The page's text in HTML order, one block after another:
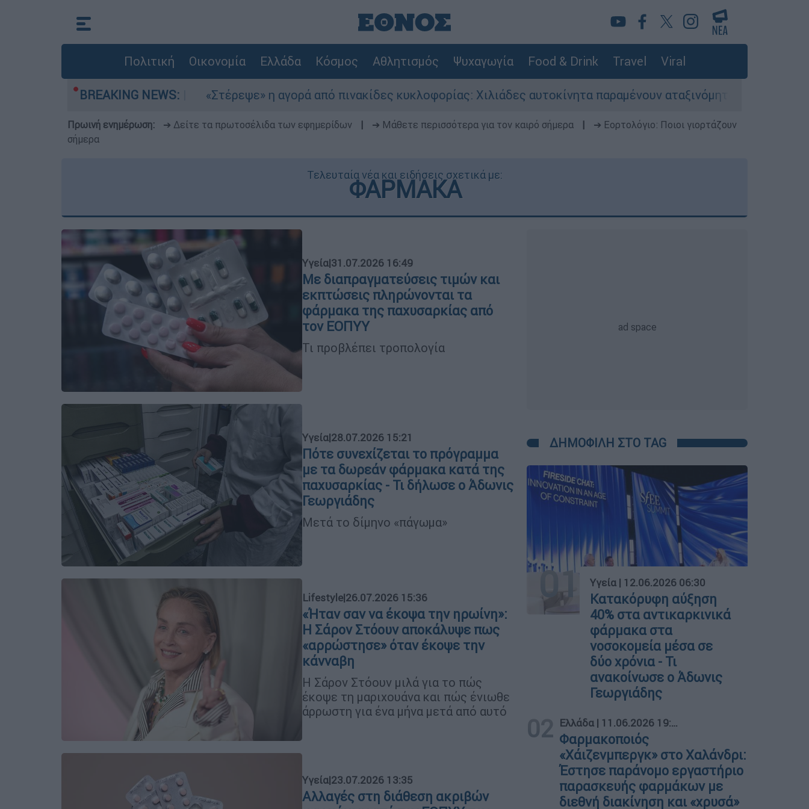
Πολιτική Οικονομία Ελλάδα Κόσμος Αθλητισμός Ψυχαγωγία Food & Drink Travel Viral
BREAKING NEWS:
στο Αιγαίο «Στέρεψε» η αγορά από πινακίδες κυκλοφορίας: Χιλιάδες αυτοκίνητα παραμένουν αταξινόμητα - Λύση αναζητά το
Πρωινή ενημέρωση: ➔ Δείτε τα πρωτοσέλιδα των εφημερίδων ➔ Μάθετε περισσότερα για τον καιρό σήμερα
➔ Εορτολόγιο: Ποιοι γιορτάζουν
σήμερα
Τελευταία νέα και ειδήσεις σχετικά με:
ΦΑΡΜΑΚΑ
Υγεία|31.07.2026 16:49
Με διαπραγματεύσεις τιμών και
εκπτώσεις πληρώνονται τα
φάρμακα της παχυσαρκίας από
τον ΕΟΠΥΥ
Τι προβλέπει τροπολογία
Υγεία|28.07.2026 15:21
Πότε συνεχίζεται το πρόγραμμα
με τα δωρεάν φάρμακα κατά της
παχυσαρκίας - Τι δήλωσε ο Άδωνις
Γεωργιάδης
Μετά το δίμηνο «πάγωμα»
Lifestyle|26.07.2026 15:36
«Ήταν σαν να έκοψα την ηρωίνη»:
Η Σάρον Στόουν αποκάλυψε πως
«αρρώστησε» όταν έκοψε την
κάνναβη
Η Σάρον Στόουν μιλά για το πώς
έκοψε τη μαριχουάνα και πώς ένιωθε
άρρωστη για ένα μήνα μετά από αυτό
Υγεία|23.07.2026 13:35
Αλλαγές στη διάθεση ακριβών
ΔΗΜΟΦΙΛΗ ΣΤΟ TAG
01 Υγεία | 12.06.2026 06:30
Κατακόρυφη αύξηση
40% στα αντικαρκινικά
φάρμακα στα
νοσοκομεία μέσα σε
δύο χρόνια - Τι
ανακοίνωσε ο Άδωνις
Γεωργιάδης
02 Ελλάδα | 11.06.2026 19:40
Φαρμακοποιός
«Χάιζενμπεργκ» στο Χαλάνδρι:
Έστησε παράνομο εργαστήριο
παρασκευής φαρμάκων με
διεθνή διακίνηση και «χρυσά»